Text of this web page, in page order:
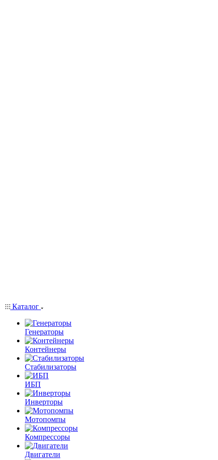
Каталог
Генераторы
Контейнеры
Стабилизаторы
ИБП
Инверторы
Мотопомпы
Компрессоры
Двигатели